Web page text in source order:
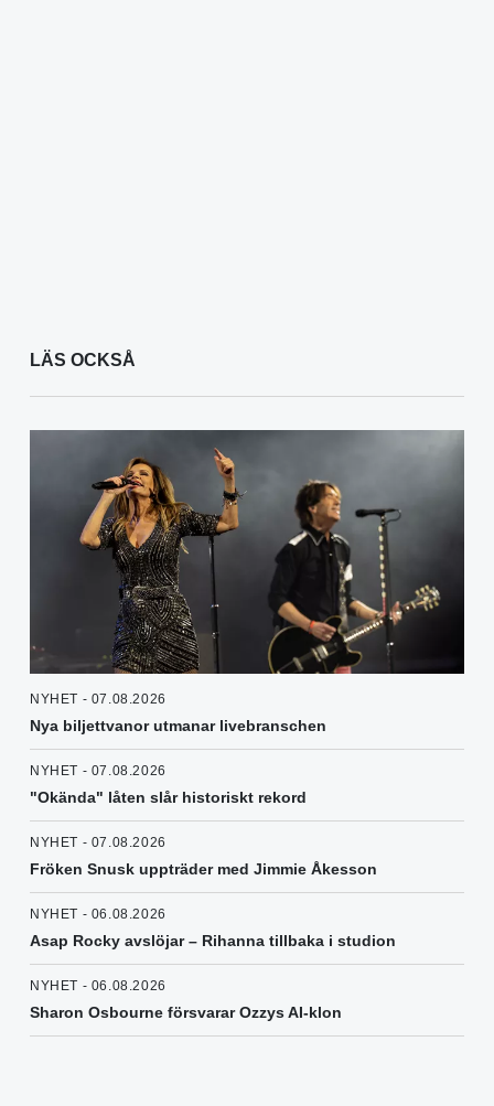
LÄS OCKSÅ
NYHET - 07.08.2026
Nya biljettvanor utmanar livebranschen
NYHET - 07.08.2026
"Okända" låten slår historiskt rekord
NYHET - 07.08.2026
Fröken Snusk uppträder med Jimmie Åkesson
NYHET - 06.08.2026
Asap Rocky avslöjar – Rihanna tillbaka i studion
NYHET - 06.08.2026
Sharon Osbourne försvarar Ozzys AI-klon